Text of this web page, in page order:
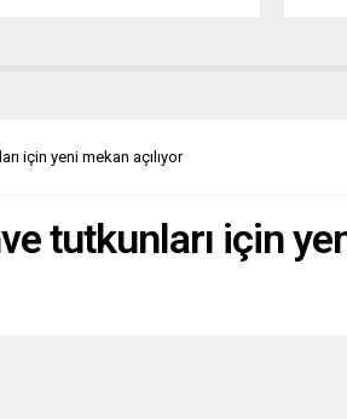
için yeni mekan açılıyor
tutkunları için